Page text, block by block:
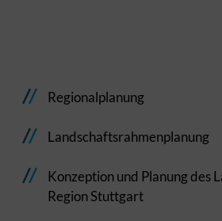
Regionalplanung
Landschaftsrahmenplanung
Konzeption und Planung des
Region Stuttgart